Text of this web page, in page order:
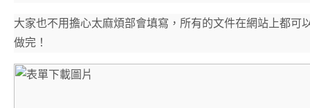
大家也不用擔心太麻煩部會填寫，所有的文件在網站上都可
做完！